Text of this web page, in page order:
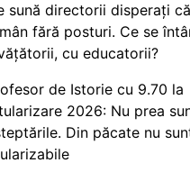
sună directorii disperați
fără posturi. Ce se
cu educatorii?
de Istorie cu 9.70 la
2026: Nu prea
Din păcate nu